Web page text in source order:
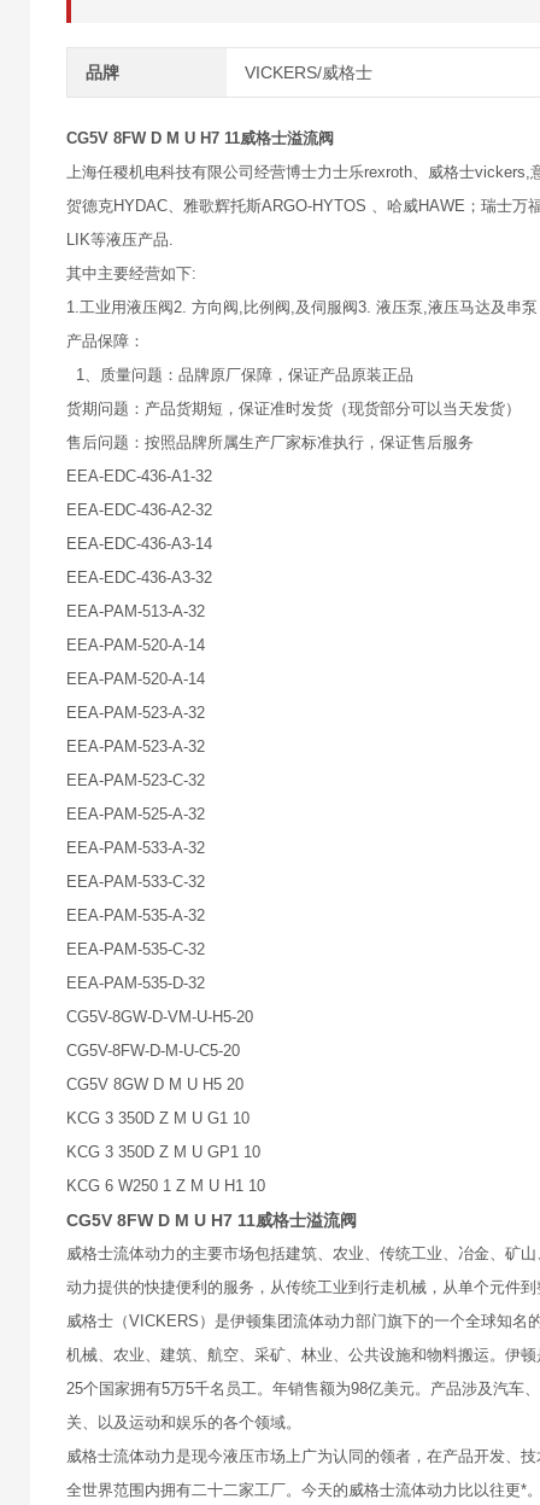
品牌 VICKERS/威格士
CG5V 8FW D M U H7 11威格士溢流阀
上海任稷机电科技有限公司经营博士力士乐rexroth、威格士
贺德克HYDAC、雅歌辉托斯ARGO-HYTOS 、哈威HAWE；瑞士
LIK等液压产品.
其中主要经营如下:
1.工业用液压阀2. 方向阀,比例阀,及伺服阀3. 液压泵,液压马达及串
产品保障：
1、质量问题：品牌原厂保障，保证产品原装正品
货期问题：产品货期短，保证准时发货（现货部分可以当天发货）
售后问题：按照品牌所属生产厂家标准执行，保证售后服务
EEA-EDC-436-A1-32
EEA-EDC-436-A2-32
EEA-EDC-436-A3-14
EEA-EDC-436-A3-32
EEA-PAM-513-A-32
EEA-PAM-520-A-14
EEA-PAM-520-A-14
EEA-PAM-523-A-32
EEA-PAM-523-A-32
EEA-PAM-523-C-32
EEA-PAM-525-A-32
EEA-PAM-533-A-32
EEA-PAM-533-C-32
EEA-PAM-535-A-32
EEA-PAM-535-C-32
EEA-PAM-535-D-32
CG5V-8GW-D-VM-U-H5-20
CG5V-8FW-D-M-U-C5-20
CG5V 8GW D M U H5 20
KCG 3 350D Z M U G1 10
KCG 3 350D Z M U GP1 10
KCG 6 W250 1 Z M U H1 10
CG5V 8FW D M U H7 11威格士溢流阀
威格士流体动力的主要市场包括建筑、农业、传统工业、冶金、矿
动力提供的快捷便利的服务，从传统工业到行走机械，从单个元件
威格士（VICKERS）是伊顿集团流体动力部门旗下的一个全球知
机械、农业、建筑、航空、采矿、林业、公共设施和物料搬运。伊
25个国家拥有5万5千名员工。年销售额为98亿美元。产品涉及汽车
关、以及运动和娱乐的各个领域。
威格士流体动力是现今液压市场上广为认同的领者，在产品开发、
全世界范围内拥有二十二家工厂。今天的威格士流体动力比以往更